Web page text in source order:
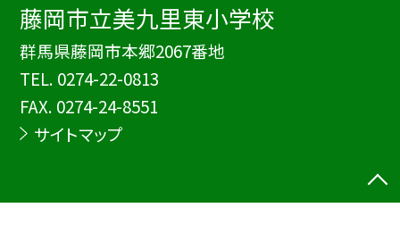
藤岡市立美九里東小学校
群馬県藤岡市本郷2067番地
TEL. 0274-22-0813
FAX. 0274-24-8551
サイトマップ